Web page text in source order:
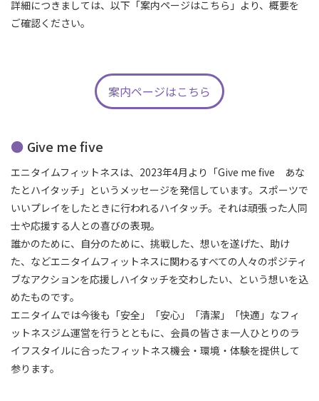
詳細につきましては、以下「案内ページはこちら」より、概要を
ご確認ください。
案内ページはこちら
Give me five
エニタイムフィットネスは、2023年4月より「Give me five あな
たとハイタッチ」というメッセージを発信しています。スポーツで
いいプレイをしたときに行われるハイタッチ。それは頑張った人同
士や応援する人との喜びの表現。
誰かのために、自分のために、挑戦した、想いを遂げた、助け
た、などエニタイムフィットネスに関わるすべての人々のポジティ
ブなアクションを応援しハイタッチを交わしたい、という想いを込
めたものです。
エニタイムでは今後も「安全」「安心」「清潔」「快適」なフィ
ットネスジム運営を行うとともに、会員の皆さま一人ひとりのラ
イフスタイルに合ったフィットネス機会・環境・体験を提供して
参ります。